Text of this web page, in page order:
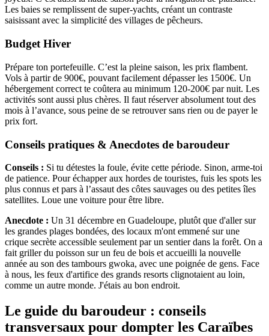
Les baies se remplissent de super-yachts, créant un contraste
saisissant avec la simplicité des villages de pêcheurs.
Budget Hiver
Prépare ton portefeuille. C’est la pleine saison, les prix flambent.
Vols à partir de 900€, pouvant facilement dépasser les 1500€. Un
hébergement correct te coûtera au minimum 120-200€ par nuit. Les
activités sont aussi plus chères. Il faut réserver absolument tout des
mois à l’avance, sous peine de se retrouver sans rien ou de payer le
prix fort.
Conseils pratiques & Anecdotes de baroudeur
Conseils : Si tu détestes la foule, évite cette période. Sinon, arme-toi
de patience. Pour échapper aux hordes de touristes, fuis les spots les
plus connus et pars à l’assaut des côtes sauvages ou des petites îles
satellites. Loue une voiture pour être libre.
Anecdote : Un 31 décembre en Guadeloupe, plutôt que d'aller sur
les grandes plages bondées, des locaux m'ont emmené sur une
crique secrète accessible seulement par un sentier dans la forêt. On a
fait griller du poisson sur un feu de bois et accueilli la nouvelle
année au son des tambours gwoka, avec une poignée de gens. Face
à nous, les feux d'artifice des grands resorts clignotaient au loin,
comme un autre monde. J'étais au bon endroit.
Le guide du baroudeur : conseils
transversaux pour dompter les Caraïbes